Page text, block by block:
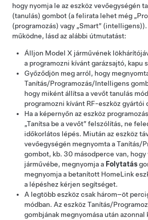
hogy nyomja le az eszköz vevőegységén
(tanulás) gombot (a felirata lehet még
(programozás) vagy „Smart” (intelligens)).
működne, lásd az alábbi útmutatást:
Álljon Model X járművének
a programozni kívánt garázsajtó, kapu
Győződjön meg arról, hogy
Tanítás/Programozás/Intelligens
hogy miként állítsa a vevőt tanulás
programozni kívánt RF-eszköz gyártói
Ha a képernyőn az eszköz
„Tanítsa be a vevőt” felszólítás, ne
időkorlátos lépés. Miután az eszköz
vevőegységén megnyomta a Tanítás/
gombot, kb. 30 másodperce van,
járművébe, megnyomja a Folytatás
megnyomja a betanított HomeLink
a lépéshez kérjen segítséget.
A legtöbb eszköz csak három–öt
módban. Az eszköz Tanítás/
gombjának megnyomása után azonnal